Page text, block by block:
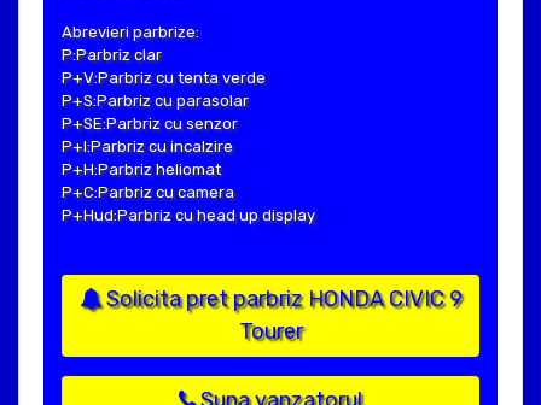
Abrevieri parbrize:
P:Parbriz clar
P+V:Parbriz cu tenta verde
P+S:Parbriz cu parasolar
P+SE:Parbriz cu senzor
P+I:Parbriz cu incalzire
P+H:Parbriz heliomat
P+C:Parbriz cu camera
P+Hud:Parbriz cu head up display
Solicita pret parbriz HONDA CIVIC 9
Tourer